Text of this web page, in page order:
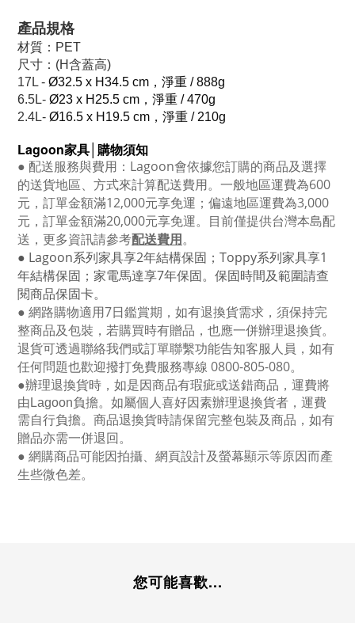
產品規格
材質：PET
尺寸：(H含蓋高)
17L - Ø32.5 x H34.5 cm，淨重 / 888g
6.5L- Ø23 x H25.5 cm，淨重 / 470g
2.4L- Ø16.5 x H19.5 cm，淨重 / 210g
Lagoon家具│購物須知
● 配送服務與費用： Lagoon會依據您訂購的商品及選擇
的送貨地區、方式來計算配送費用。一般地區運費為600
元，訂單金額滿12,000元享免運；偏遠地區運費為3,000
元，訂單金額滿20,000元享免運。目前僅提供台灣本島配
送，更多資訊請參考配送費用。
● Lagoon系列家具享2年結構保固； Toppy系列家具享1
年結構保固；家電馬達享7年保固。保固時間及範圍請查
閱商品保固卡。
● 網路購物適用7日鑑賞期，如有退換貨需求，須保持完
整商品及包裝，若購買時有贈品，也應一併辦理退換貨。
退貨可透過聯絡我們或訂單聯繫功能告知客服人員，如有
任何問題也歡迎撥打免費服務專線 0800-805-080。
●辦理退換貨時，如是因商品有瑕疵或送錯商品，運費將
由Lagoon負擔。如屬個人喜好因素辦理退換貨者，運費
需自行負擔。商品退換貨時請保留完整包裝及商品，如有
贈品亦需一併退回。
● 網購商品可能因拍攝、網頁設計及螢幕顯示等原因而產
生些微色差。
您可能喜歡...